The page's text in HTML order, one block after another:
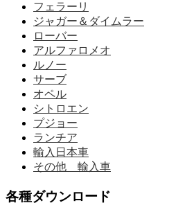
フェラーリ
ジャガー＆ダイムラー
ローバー
アルファロメオ
ルノー
サーブ
オペル
シトロエン
プジョー
ランチア
輸入日本車
その他 輸入車
各種ダウンロード